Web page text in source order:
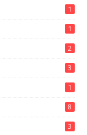
1
1
2
3
1
8
3